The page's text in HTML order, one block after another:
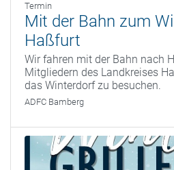
Termin
Mit der Bahn zum
Haßfurt
Wir fahren mit der Bahn nach
Mitgliedern des Landkreises
das Winterdorf zu besuchen.
ADFC Bamberg